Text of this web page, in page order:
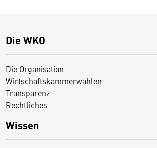
Die WKO
Die Organisation
Wirtschaftskammerwahlen
Transparenz
Rechtliches
Wissen